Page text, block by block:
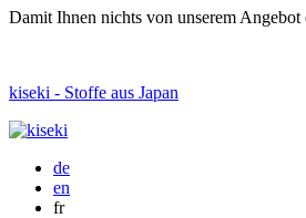
Damit Ihnen nichts von unserem
kiseki - Stoffe aus Japan
de
en
fr